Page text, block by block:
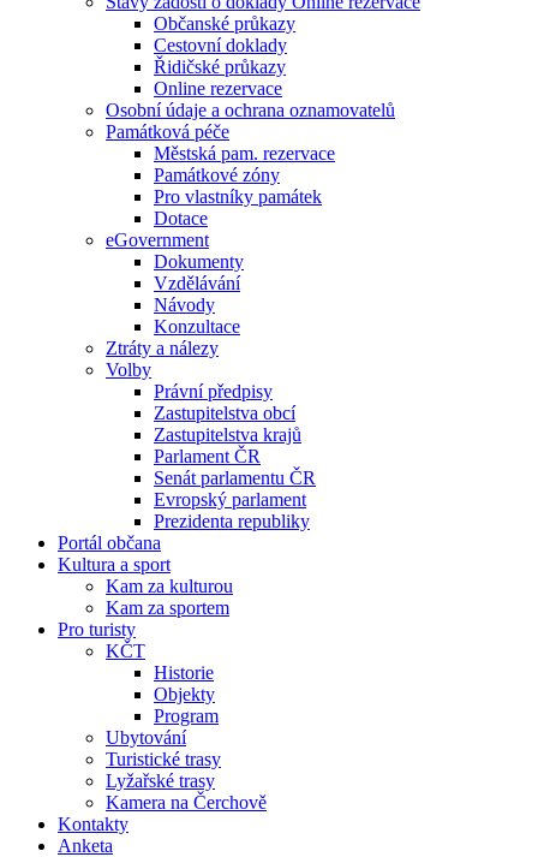
Občanské průkazy
Cestovní doklady
Řidičské průkazy
Online rezervace
Osobní údaje a ochrana oznamovatelů
Památková péče
Městská pam. rezervace
Památkové zóny
Pro vlastníky památek
Dotace
eGovernment
Dokumenty
Vzdělávání
Návody
Konzultace
Ztráty a nálezy
Volby
Právní předpisy
Zastupitelstva obcí
Zastupitelstva krajů
Parlament ČR
Senát parlamentu ČR
Evropský parlament
Prezidenta republiky
Portál občana
Kultura a sport
Kam za kulturou
Kam za sportem
Pro turisty
KČT
Historie
Objekty
Program
Ubytování
Turistické trasy
Lyžařské trasy
Kamera na Čerchově
Kontakty
Anketa